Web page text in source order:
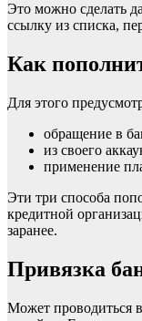
Это можно сделать
ссылку из списка,
Как
Для этого
обращение в
из своего
применение
Эти три способа
кредитной
заранее.
Привязка
Может проводиться